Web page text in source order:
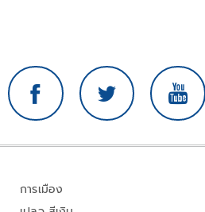
การเมือง